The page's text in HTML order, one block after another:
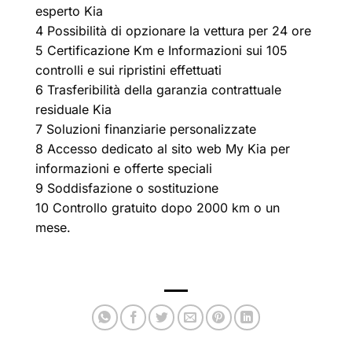
esperto Kia
4 Possibilità di opzionare la vettura per 24 ore
5 Certificazione Km e Informazioni sui 105
controlli e sui ripristini effettuati
6 Trasferibilità della garanzia contrattuale
residuale Kia
7 Soluzioni finanziarie personalizzate
8 Accesso dedicato al sito web My Kia per
informazioni e offerte speciali
9 Soddisfazione o sostituzione
10 Controllo gratuito dopo 2000 km o un
mese.